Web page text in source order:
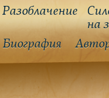
Разоблачение
на
Биография